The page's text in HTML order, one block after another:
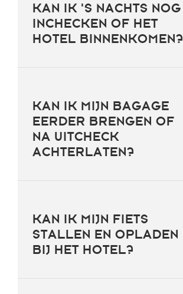
KAN IK 'S NACHTS NOG
INCHECKEN OF HET
HOTEL BINNENKOMEN?
KAN IK MIJN BAGAGE
EERDER BRENGEN OF
NA UITCHECK
ACHTERLATEN?
KAN IK MIJN FIETS
STALLEN EN OPLADEN
BIJ HET HOTEL?